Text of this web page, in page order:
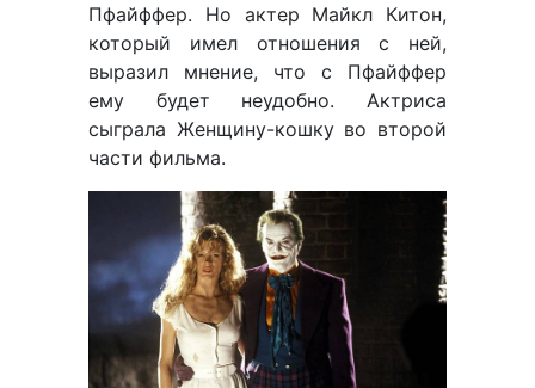
Пфайффер. Но актер Майкл Китон,
который имел отношения с ней,
выразил мнение, что с Пфайффер
ему будет неудобно. Актриса
сыграла Женщину-кошку во второй
части фильма.